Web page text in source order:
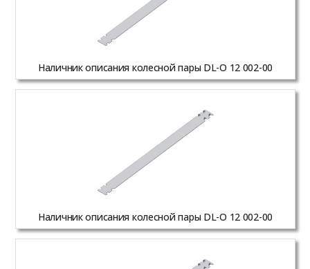
Наличник описания колесной пары DL-O 12 002-00
Наличник описания колесной пары DL-O 12 002-00